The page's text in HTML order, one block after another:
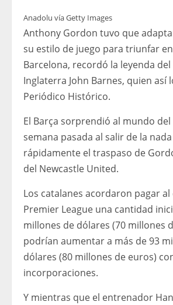
Anadolu vía Getty Images
Anthony Gordon tuvo que
su estilo de juego para triunfar en
Barcelona, ​​recordó la leyenda
Inglaterra John Barnes, quien así
Periódico Histórico.
El Barça sorprendió al mundo
semana pasada al salir de la
rápidamente el traspaso de
del Newcastle United.
Los catalanes acordaron pagar al
Premier League una cantidad
millones de dólares (70 millones
podrían aumentar a más de 93
dólares (80 millones de euros)
incorporaciones.
Y mientras que el entrenador